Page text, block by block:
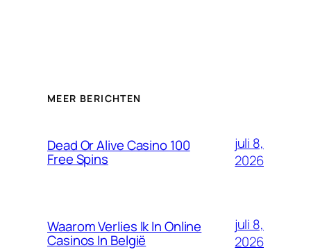
MEER BERICHTEN
Dead Or Alive Casino 100
Free Spins
juli 8,
2026
Waarom Verlies Ik In Online
Casinos In België
juli 8,
2026